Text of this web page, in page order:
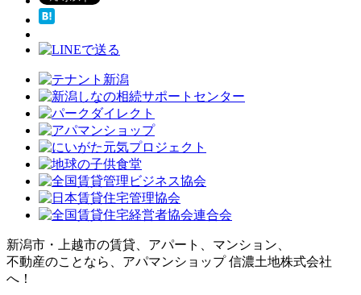
新潟市・上越市の賃貸、アパート、マンション、
不動産のことなら、アパマンショップ 信濃土地株式会社
へ！